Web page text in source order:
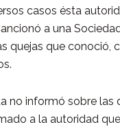
casos ésta
a una
quejas que conoció,
no informó sobre las
a la autoridad